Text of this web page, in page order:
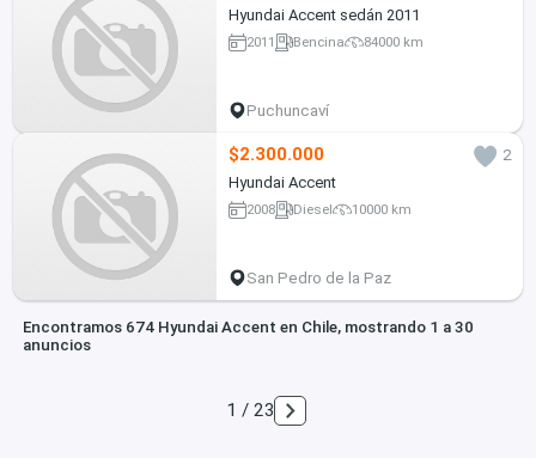
Hyundai Accent sedán 2011
2011 Bencina 84000 km
Puchuncaví
$2.300.000
2
Hyundai Accent
2008 Diesel 10000 km
San Pedro de la Paz
Encontramos 674 Hyundai Accent en Chile, mostrando 1 a 30
anuncios
1 / 23